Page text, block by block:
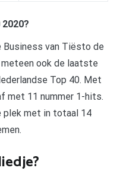
Business van Tiësto de
meteen ook de laatste
Top 40. Met
met 11 nummer 1-hits.
plek met in totaal 14